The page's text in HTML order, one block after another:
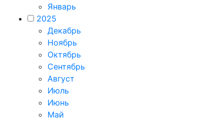
Январь
2025
Декабрь
Ноябрь
Октябрь
Сентябрь
Август
Июль
Июнь
Май